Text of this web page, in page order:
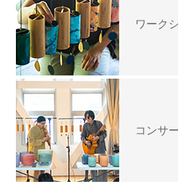
ワーク
コンサ